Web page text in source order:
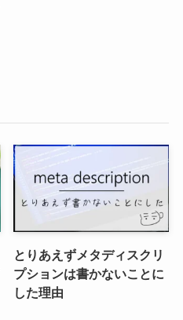
とりあえずメタディスクリ
プションは書かないことに
した理由